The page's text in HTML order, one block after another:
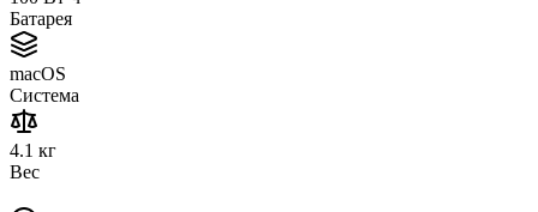
Батарея
macOS
Система
4.1 кг
Вес